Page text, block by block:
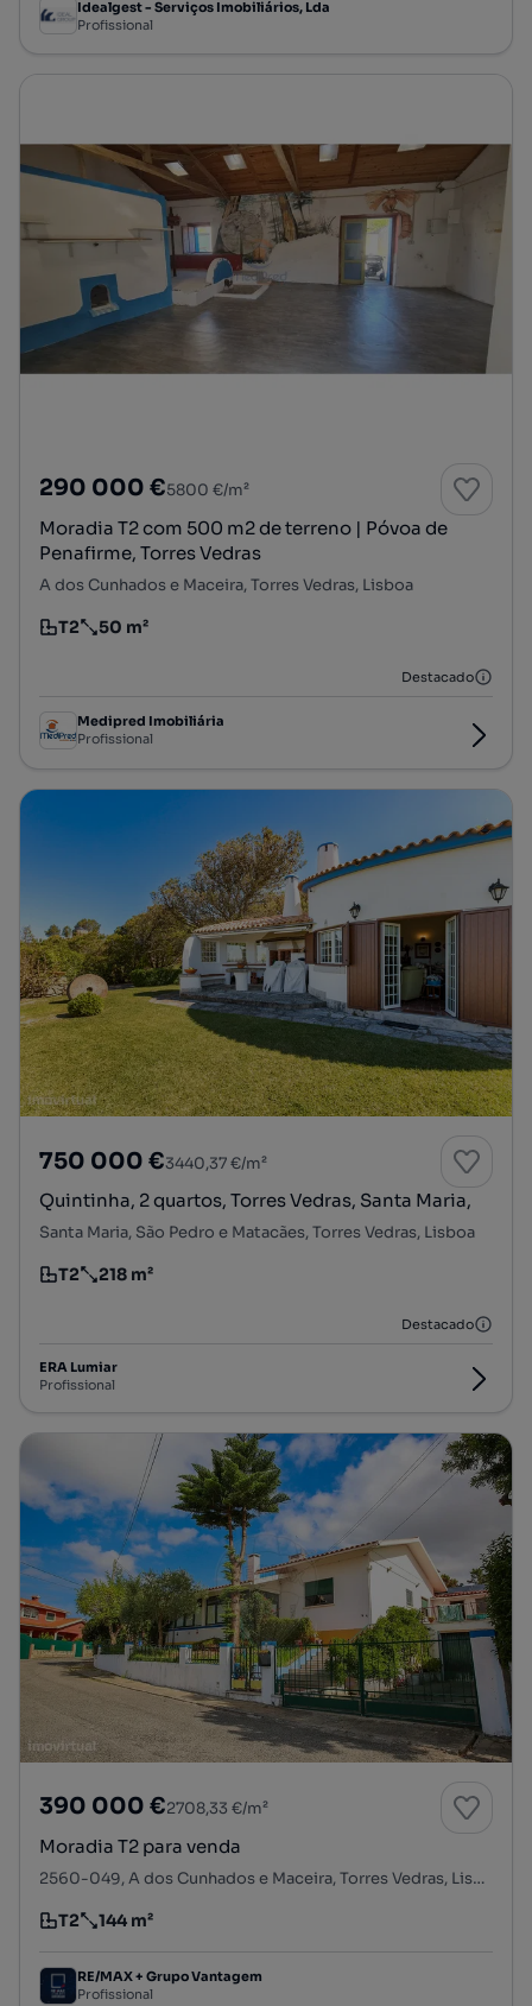
Idealgest - Serviços Imobiliários, Lda
Profissional
290 000 €5800 €/m²
Moradia T2 com 500 m2 de terreno | Póvoa de
Penafirme, Torres Vedras
A dos Cunhados e Maceira, Torres Vedras, Lisboa
Tipologia
T2
Preço por metro quadrado
50 m²
Destacado
Medipred Imobiliária
Profissional
750 000 €3440,37 €/m²
Quintinha, 2 quartos, Torres Vedras, Santa Maria,
Santa Maria, São Pedro e Matacães, Torres Vedras, Lisboa
Tipologia
T2
Preço por metro quadrado
218 m²
Destacado
ERA Lumiar
Profissional
390 000 €2708,33 €/m²
Moradia T2 para venda
2560-049, A dos Cunhados e Maceira, Torres Vedras, Lisboa
Tipologia
T2
Preço por metro quadrado
144 m²
RE/MAX + Grupo Vantagem
Profissional